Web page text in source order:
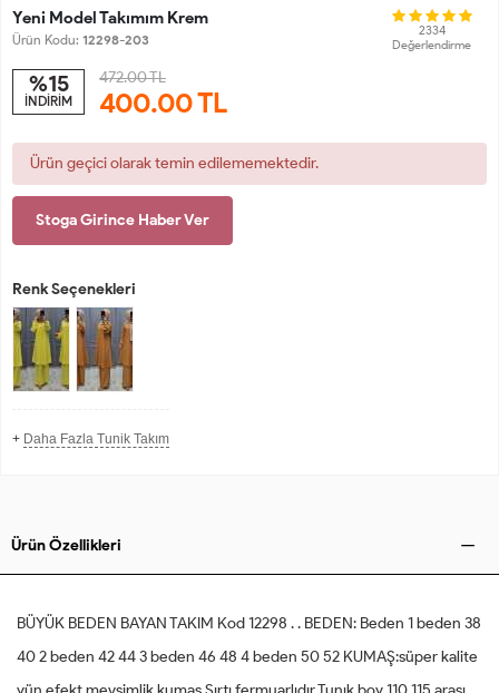
Yeni Model Takımım Krem
Ürün Kodu: 12298-203
2334
Değerlendirme
%15
İNDİRİM
472.00 TL
400.00TL
Ürün geçici olarak temin edilememektedir.
Stoga Girince Haber Ver
Renk Seçenekleri
+ Daha Fazla Tunik Takım
Ürün Özellikleri
BÜYÜK BEDEN BAYAN TAKIM Kod 12298 . . BEDEN: Beden 1 beden 38
40 2 beden 42 44 3 beden 46 48 4 beden 50 52 KUMAŞ:süper kalite